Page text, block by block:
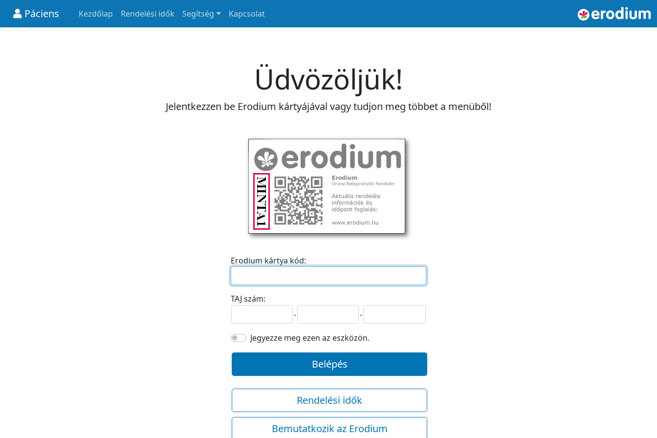
Páciens Kezdőlap Rendelési idők Segítség Kapcsolat
Üdvözöljük!
Jelentkezzen be Erodium kártyájával vagy tudjon meg többet a menüből!
Erodium kártya kód:
TAJ szám:
-
-
Jegyezze meg ezen az eszközön.
Belépés
Rendelési idők
Bemutatkozik az Erodium